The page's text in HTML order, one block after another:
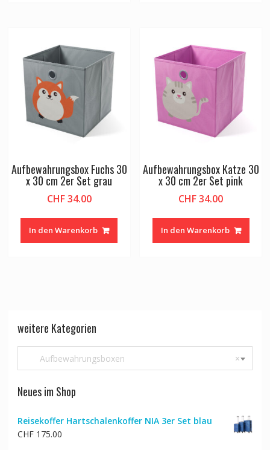
Aufbewahrungsbox Fuchs 30
x 30 cm 2er Set grau
CHF34.00
In den Warenkorb
Aufbewahrungsbox Katze 30
x 30 cm 2er Set pink
CHF34.00
In den Warenkorb
weitere Kategorien
×
Aufbewahrungsboxen
Neues im Shop
Reisekoffer Hartschalenkoffer NIA 3er Set blau
CHF175.00